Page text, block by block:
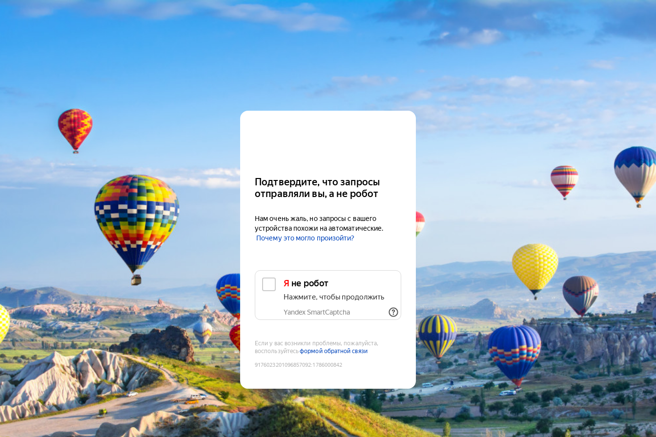
Подтвердите, что запросы
отправляли вы, а не робот
Нам очень жаль, но запросы с вашего
устройства похожи на автоматические.
Почему это могло произойти?
Я не робот
Нажмите, чтобы продолжить
Yandex SmartCaptcha
Если у вас возникли проблемы, пожалуйста,
воспользуйтесьформой обратной связи
9176023201096857092:1786000842